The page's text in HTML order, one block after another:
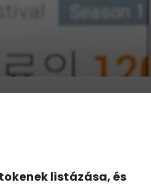
listázása, és